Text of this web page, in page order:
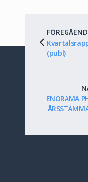
(publ)
ENORAMA